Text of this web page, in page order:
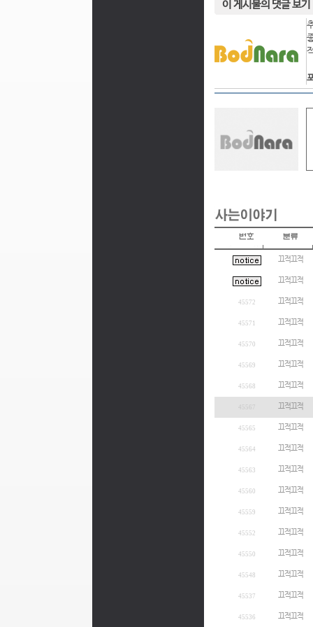
이 게시물의 댓글 보기
끄적끄적
끄적끄적
45572 끄적끄적
45571 끄적끄적
45570 끄적끄적
45569 끄적끄적
45568 끄적끄적
45567 끄적끄적
45565 끄적끄적
45564 끄적끄적
45563 끄적끄적
45560 끄적끄적
45559 끄적끄적
45552 끄적끄적
45550 끄적끄적
45548 끄적끄적
45537 끄적끄적
45536 끄적끄적